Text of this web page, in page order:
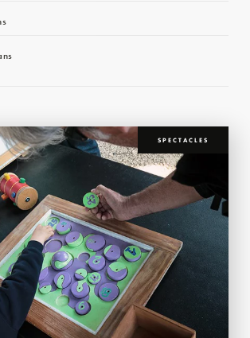
SPECTACLES